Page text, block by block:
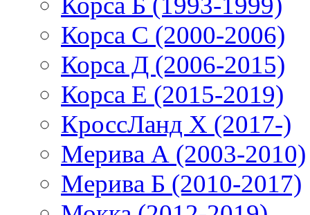
Корса С (2000-2006)
Корса Д (2006-2015)
Корса E (2015-2019)
КроссЛанд X (2017-)
Мерива А (2003-2010)
Мерива Б (2010-2017)